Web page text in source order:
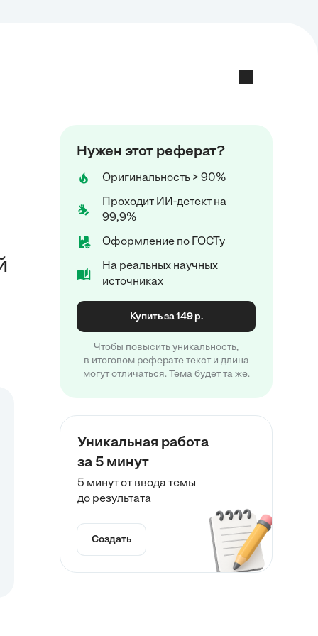
Нужен этот реферат?
Оригинальность > 90%
Проходит ИИ-детект на
99,9%
Оформление по ГОСТу
На реальных научных
источниках
Купить за 149 р.
Чтобы повысить уникальность,
в итоговом реферате текст и длина
могут отличаться. Тема будет та же.
Уникальная работа
за 5 минут
5 минут от ввода темы
до результата
Создать